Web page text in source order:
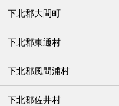
下北郡大間町
下北郡東通村
下北郡風間浦村
下北郡佐井村